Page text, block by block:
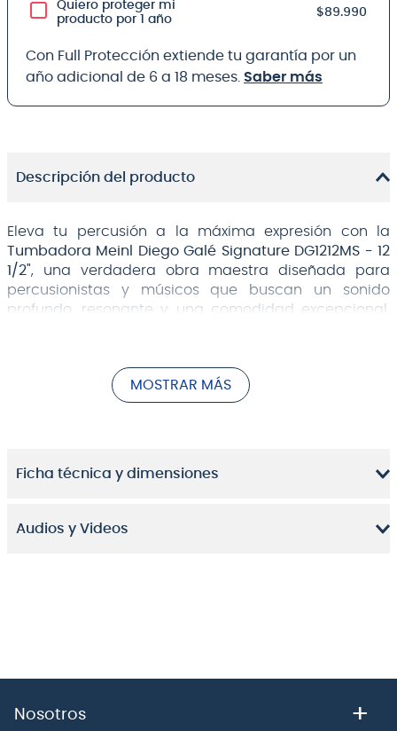
Quiero proteger mi
producto por 1 año
$89.990
Con Full Protección extiende tu garantía por un
año adicional de 6 a 18 meses. Saber más
Descripción del producto
Eleva tu percusión a la máxima expresión con la
Tumbadora Meinl Diego Galé Signature DG1212MS - 12
1/2", una verdadera obra maestra diseñada para
percusionistas y músicos que buscan un sonido
profundo, resonante y una comodidad excepcional.
brindará la potencia y el "sabor" que cada ritmo exige,
tanto en el estudio como en el escenario.
MOSTRAR MÁS
Ficha técnica y dimensiones
Audios y Videos
Nosotros +